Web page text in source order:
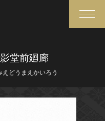
検索
堂前廻廊
どうまえかいろう